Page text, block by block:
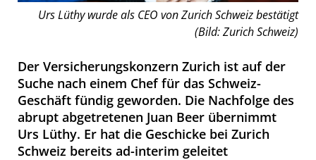
Urs Lüthy wurde als CEO von Zurich Schweiz bestätigt
(Bild: Zurich Schweiz)
Der Versicherungskonzern Zurich ist auf der
Suche nach einem Chef für das Schweiz-
Geschäft fündig geworden. Die Nachfolge des
abrupt abgetretenen Juan Beer übernimmt
Urs Lüthy. Er hat die Geschicke bei Zurich
Schweiz bereits ad-interim geleitet